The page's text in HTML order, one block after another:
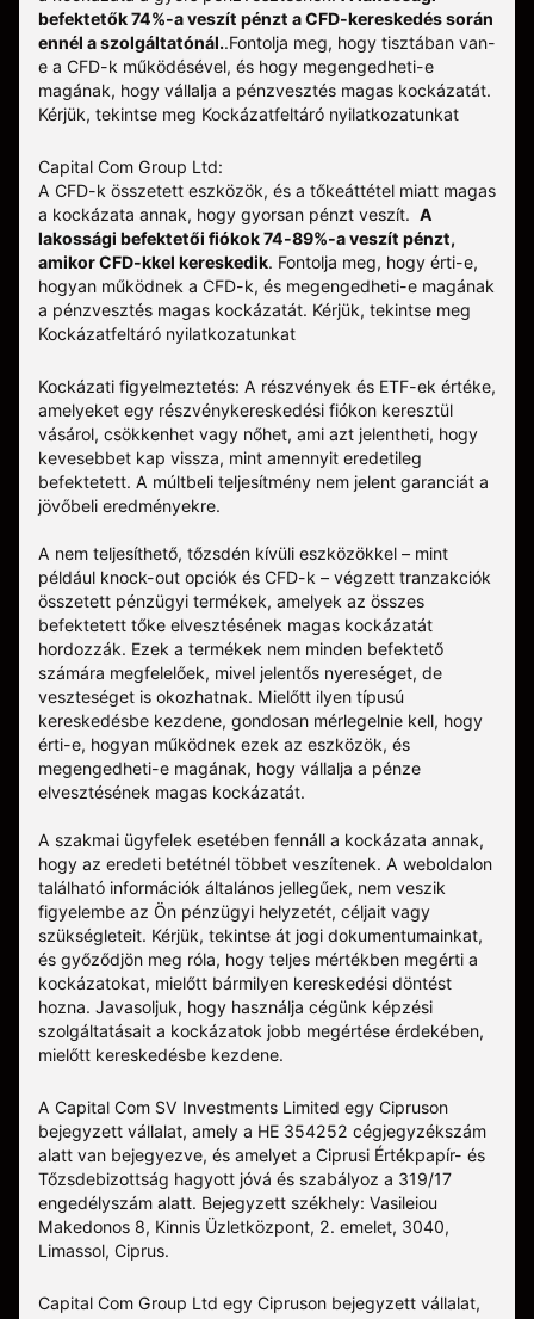
befektetők 74%-a veszít pénzt a CFD-kereskedés során
ennél a szolgáltatónál..Fontolja meg, hogy tisztában van-
e a CFD-k működésével, és hogy megengedheti-e
magának, hogy vállalja a pénzvesztés magas kockázatát.
Kérjük, tekintse meg Kockázatfeltáró nyilatkozatunkat
Capital Com Group Ltd:
A CFD-k összetett eszközök, és a tőkeáttétel miatt magas
a kockázata annak, hogy gyorsan pénzt veszít. A
lakossági befektetői fiókok 74-89%-a veszít pénzt,
amikor CFD-kkel kereskedik. Fontolja meg, hogy érti-e,
hogyan működnek a CFD-k, és megengedheti-e magának
a pénzvesztés magas kockázatát. Kérjük, tekintse meg
Kockázatfeltáró nyilatkozatunkat
Kockázati figyelmeztetés: A részvények és ETF-ek értéke,
amelyeket egy részvénykereskedési fiókon keresztül
vásárol, csökkenhet vagy nőhet, ami azt jelentheti, hogy
kevesebbet kap vissza, mint amennyit eredetileg
befektetett. A múltbeli teljesítmény nem jelent garanciát a
jövőbeli eredményekre.
A nem teljesíthető, tőzsdén kívüli eszközökkel – mint
például knock-out opciók és CFD-k – végzett tranzakciók
összetett pénzügyi termékek, amelyek az összes
befektetett tőke elvesztésének magas kockázatát
hordozzák. Ezek a termékek nem minden befektető
számára megfelelőek, mivel jelentős nyereséget, de
veszteséget is okozhatnak. Mielőtt ilyen típusú
kereskedésbe kezdene, gondosan mérlegelnie kell, hogy
érti-e, hogyan működnek ezek az eszközök, és
megengedheti-e magának, hogy vállalja a pénze
elvesztésének magas kockázatát.
A szakmai ügyfelek esetében fennáll a kockázata annak,
hogy az eredeti betétnél többet veszítenek. A weboldalon
található információk általános jellegűek, nem veszik
figyelembe az Ön pénzügyi helyzetét, céljait vagy
szükségleteit. Kérjük, tekintse át jogi dokumentumainkat,
és győződjön meg róla, hogy teljes mértékben megérti a
kockázatokat, mielőtt bármilyen kereskedési döntést
hozna. Javasoljuk, hogy használja cégünk képzési
szolgáltatásait a kockázatok jobb megértése érdekében,
mielőtt kereskedésbe kezdene.
A Capital Com SV Investments Limited egy Cipruson
bejegyzett vállalat, amely a HE 354252 cégjegyzékszám
alatt van bejegyezve, és amelyet a Ciprusi Értékpapír- és
Tőzsdebizottság hagyott jóvá és szabályoz a 319/17
engedélyszám alatt. Bejegyzett székhely: Vasileiou
Makedonos 8, Kinnis Üzletközpont, 2. emelet, 3040,
Limassol, Ciprus.
Capital Com Group Ltd egy Cipruson bejegyzett vállalat,